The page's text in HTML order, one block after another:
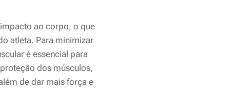
ao corpo, o que
atleta. Para minimizar
é essencial para
dos músculos,
de dar mais força e